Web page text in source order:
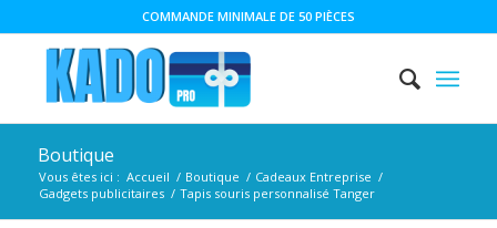
COMMANDE MINIMALE DE 50 PIÈCES
Boutique
Vous êtes ici : Accueil / Boutique / Cadeaux Entreprise /
Gadgets publicitaires / Tapis souris personnalisé Tanger